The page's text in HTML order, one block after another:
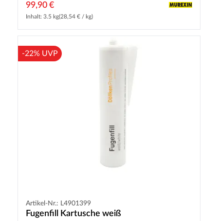
99,90 €
Inhalt: 3.5 kg(28,54 € / kg)
-22% UVP
Artikel-Nr.: L4901399
Fugenfill Kartusche weiß